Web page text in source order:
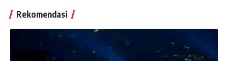
Rekomendasi